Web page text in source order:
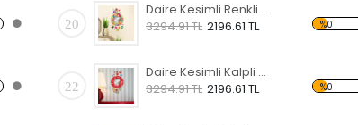
20
Daire Kesimli Renkli Desenli Kelebekli Dekoratif Ahşap Çerçeveli Ayna
3294.91 TL 2196.61 TL %0
22
Daire Kesimli Kalpli Kelebekli Dekoratif Ahşap Çerçeveli Ayna
3294.91 TL 2196.61 TL %0